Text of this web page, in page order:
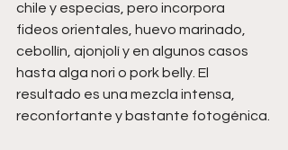
chile y especias, pero incorpora
fideos orientales, huevo marinado,
cebollín, ajonjolí y en algunos casos
hasta alga nori o pork belly. El
resultado es una mezcla intensa,
reconfortante y bastante fotogénica.